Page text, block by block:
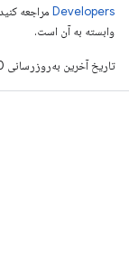
Developers‏
وابسته به آن است.
تاریخ آخرین به‌روزرسانی 2020-12-09 به‌وقت ساعت هماهنگ جهانی.